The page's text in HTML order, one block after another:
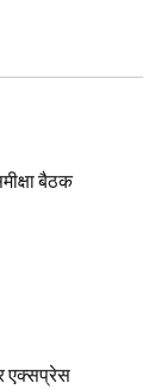
बैठक
एक्सप्रेस